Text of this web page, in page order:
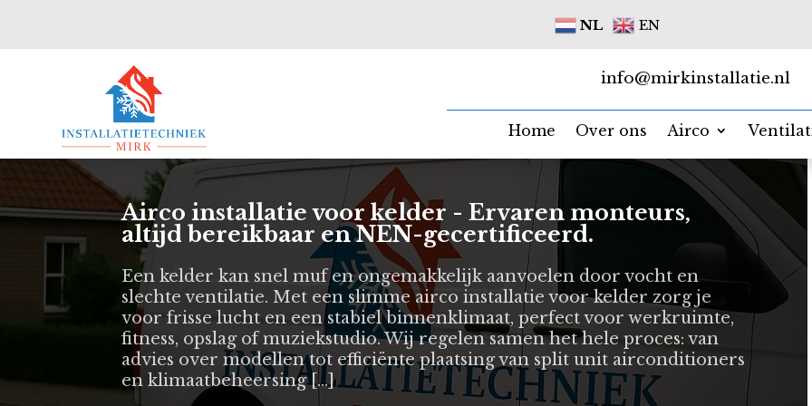
NL EN
info@mirkinstallatie.nl
Home Over ons Airco
Airco installatie voor kelder - Ervaren monteurs,
altijd bereikbaar en NEN-gecertificeerd.
Een kelder kan snel muf en ongemakkelijk aanvoelen door vocht en
slechte ventilatie. Met een slimme airco installatie voor kelder zorg je
voor frisse lucht en een stabiel binnenklimaat, perfect voor werkruimte,
fitness, opslag of muziekstudio. Wij regelen samen het hele proces: van
advies over modellen tot efficiënte plaatsing van split unit airconditioners
en klimaatbeheersing […]